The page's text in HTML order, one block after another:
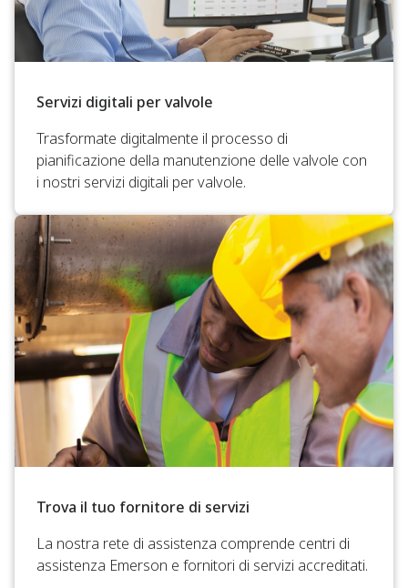
Servizi digitali per valvole
Trasformate digitalmente il processo di
pianificazione della manutenzione delle valvole con
i nostri servizi digitali per valvole.
Trova il tuo fornitore di servizi
La nostra rete di assistenza comprende centri di
assistenza Emerson e fornitori di servizi accreditati.